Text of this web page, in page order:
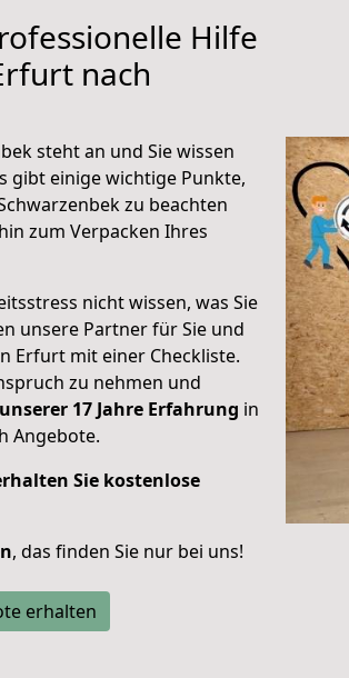
Hilfe
nach
steht an und Sie wissen
gibt einige wichtige Punkte,
zu beachten
zum Verpacken Ihres
nicht wissen, was Sie
unsere Partner für Sie und
Erfurt mit einer Checkliste.
zu nehmen und
17 Jahre Erfahrung in
Angebote.
Sie kostenlose
, das finden Sie nur bei uns!
erhalten